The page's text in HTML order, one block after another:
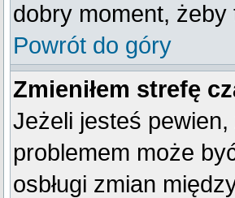
dobry moment, żeby
Powrót do góry
Zmieniłem strefę
Jeżeli jesteś
problemem może
osbługi zmian